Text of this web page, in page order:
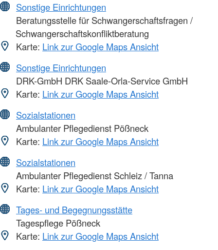
Sonstige Einrichtungen
Beratungsstelle für Schwangerschaftsfragen /
Schwangerschaftskonfliktberatung
Karte: Link zur Google Maps Ansicht
Sonstige Einrichtungen
DRK-GmbH DRK Saale-Orla-Service GmbH
Karte: Link zur Google Maps Ansicht
Sozialstationen
Ambulanter Pflegedienst Pößneck
Karte: Link zur Google Maps Ansicht
Sozialstationen
Ambulanter Pflegedienst Schleiz / Tanna
Karte: Link zur Google Maps Ansicht
Tages- und Begegnungsstätte
Tagespflege Pößneck
Karte: Link zur Google Maps Ansicht